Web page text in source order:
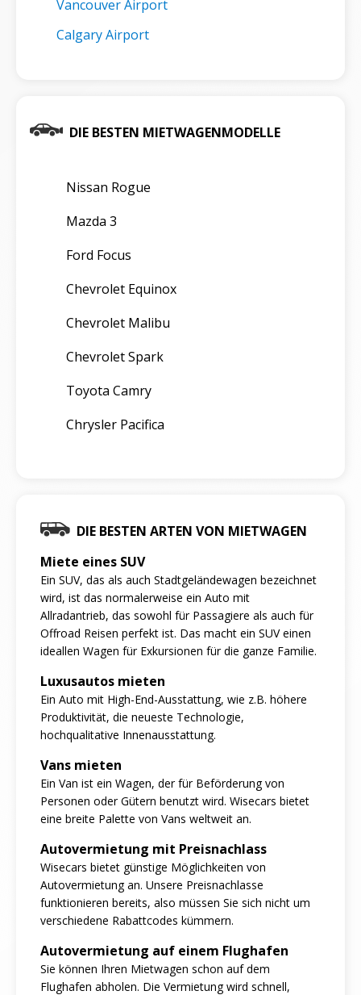
Vancouver Airport
Calgary Airport
DIE BESTEN MIETWAGENMODELLE
Nissan Rogue
Mazda 3
Ford Focus
Chevrolet Equinox
Chevrolet Malibu
Chevrolet Spark
Toyota Camry
Chrysler Pacifica
DIE BESTEN ARTEN VON MIETWAGEN
Miete eines SUV
Ein SUV, das als auch Stadtgeländewagen bezeichnet
wird, ist das normalerweise ein Auto mit
Allradantrieb, das sowohl für Passagiere als auch für
Offroad Reisen perfekt ist. Das macht ein SUV einen
ideallen Wagen für Exkursionen für die ganze Familie.
Luxusautos mieten
Ein Auto mit High-End-Ausstattung, wie z.B. höhere
Produktivität, die neueste Technologie,
hochqualitative Innenausstattung.
Vans mieten
Ein Van ist ein Wagen, der für Beförderung von
Personen oder Gütern benutzt wird. Wisecars bietet
eine breite Palette von Vans weltweit an.
Autovermietung mit Preisnachlass
Wisecars bietet günstige Möglichkeiten von
Autovermietung an. Unsere Preisnachlasse
funktionieren bereits, also müssen Sie sich nicht um
verschiedene Rabattcodes kümmern.
Autovermietung auf einem Flughafen
Sie können Ihren Mietwagen schon auf dem
Flughafen abholen. Die Vermietung wird schnell,